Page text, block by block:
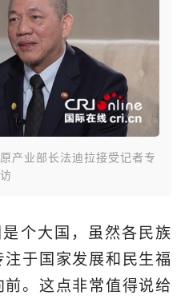
产业部长法迪拉接受记者专
访
个大国，虽然各民族
于国家发展和民生福
。这点非常值得说给